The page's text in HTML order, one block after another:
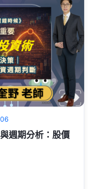
週期分析：股價